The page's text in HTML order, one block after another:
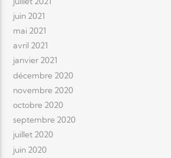
juin 2021
mai 2021
avril 2021
janvier 2021
décembre 2020
novembre 2020
octobre 2020
septembre 2020
juillet 2020
juin 2020